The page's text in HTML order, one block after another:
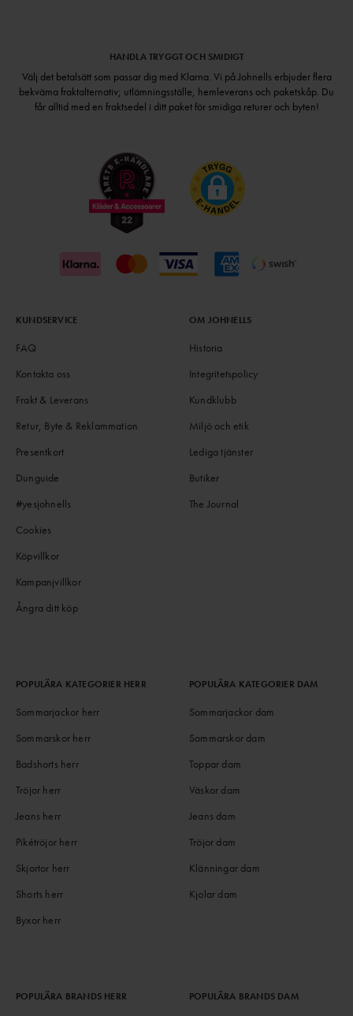
HANDLA TRYGGT OCH SMIDIGT
Välj det betalsätt som passar dig med Klarna. Vi på Johnells erbjuder flera
bekväma fraktalternativ; utlämningsställe, hemleverans och paketskåp. Du
får alltid med en fraktsedel i ditt paket för smidiga returer och byten!
KUNDSERVICE
FAQ
Kontakta oss
Frakt & Leverans
Retur, Byte & Reklammation
Presentkort
Dunguide
#yesjohnells
Cookies
Köpvillkor
Kampanjvillkor
Ångra ditt köp
OM JOHNELLS
Historia
Integritetspolicy
Kundklubb
Miljö och etik
Lediga tjänster
Butiker
The Journal
POPULÄRA KATEGORIER HERR
Sommarjackor herr
Sommarskor herr
Badshorts herr
Tröjor herr
Jeans herr
Pikétröjor herr
Skjortor herr
Shorts herr
Byxor herr
POPULÄRA KATEGORIER DAM
Sommarjackor dam
Sommarskor dam
Toppar dam
Väskor dam
Jeans dam
Tröjor dam
Klänningar dam
Kjolar dam
POPULÄRA BRANDS HERR POPULÄRA BRANDS DAM